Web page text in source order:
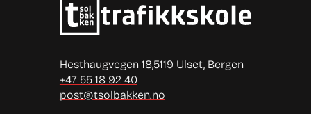
Hesthaugvegen 18,5119 Ulset, Bergen
+47 55 18 92 40
post@tsolbakken.no